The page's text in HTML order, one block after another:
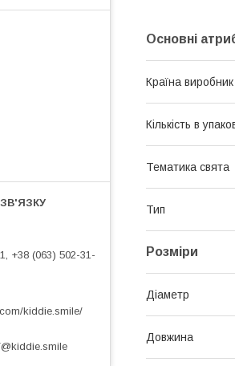
Основні
Країна виробник
Кількість в
Тематика свята
Тип
Розміри
Діаметр
Довжина
+38 (063) 502-31-
kiddie.smile/